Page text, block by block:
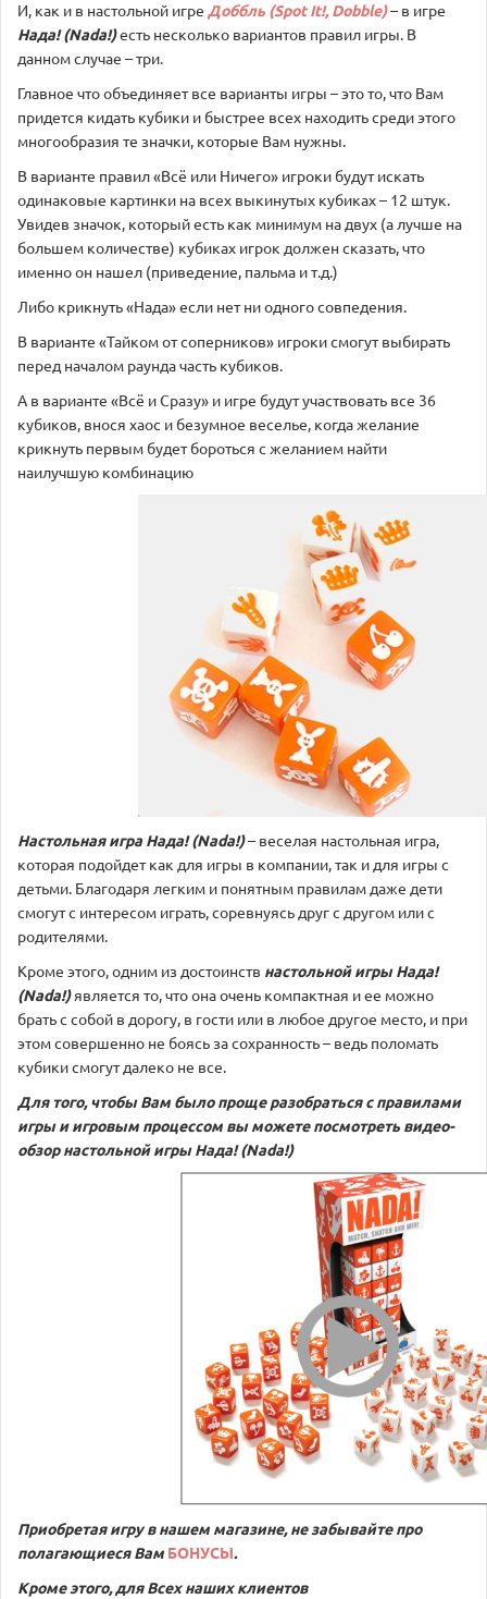
И, как и в настольной игре Доббль (Spot It!, Dobble)– в игре
Нада! (Nada!)есть несколько вариантов правил игры. В
данном случае – три.
Главное что объединяет все варианты игры – это то, что Вам
придется кидать кубики и быстрее всех находить среди этого
многообразия те значки, которые Вам нужны.
В варианте правил «Всё или Ничего» игроки будут искать
одинаковые картинки на всех выкинутых кубиках – 12 штук.
Увидев значок, который есть как минимум на двух (а лучше на
большем количестве) кубиках игрок должен сказать, что
именно он нашел (приведение, пальма и т.д.)
Либо крикнуть «Нада» если нет ни одного совпедения.
В варианте «Тайком от соперников» игроки смогут выбирать
перед началом раунда часть кубиков.
А в варианте «Всё и Сразу» и игре будут участвовать все 36
кубиков, внося хаос и безумное веселье, когда желание
крикнуть первым будет бороться с желанием найти
наилучшую комбинацию
Настольная игра Нада! (Nada!)– веселая настольная игра,
которая подойдет как для игры в компании, так и для игры с
детьми. Благодаря легким и понятным правилам даже дети
смогут с интересом играть, соревнуясь друг с другом или с
родителями.
Кроме этого, одним из достоинств настольной игры Нада!
(Nada!)является то, что она очень компактная и ее можно
брать с собой в дорогу, в гости или в любое другое место, и при
этом совершенно не боясь за сохранность – ведь поломать
кубики смогут далеко не все.
Для того, чтобы Вам было проще разобраться с правилами
игры и игровым процессом вы можете посмотреть видео-
обзор настольной игрыНада! (Nada!)
Приобретая игру в нашем магазине, не забывайте про
полагающиеся Вам БОНУСЫ.
Кроме этого, для Всех наших клиентов